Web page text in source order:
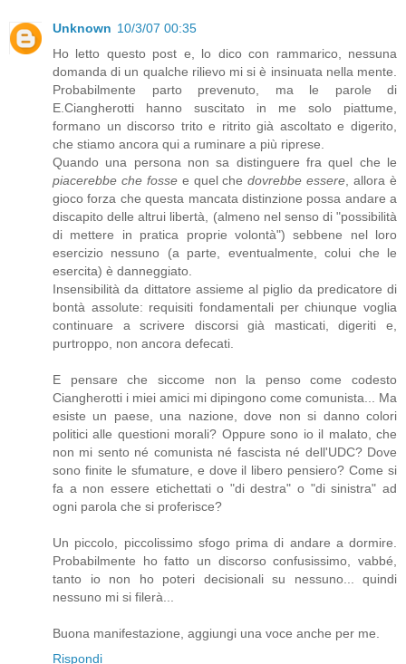
Unknown 10/3/07 00:35
Ho letto questo post e, lo dico con rammarico, nessuna
domanda di un qualche rilievo mi si è insinuata nella mente.
Probabilmente parto prevenuto, ma le parole di
E.Ciangherotti hanno suscitato in me solo piattume,
formano un discorso trito e ritrito già ascoltato e digerito,
che stiamo ancora qui a ruminare a più riprese.
Quando una persona non sa distinguere fra quel che le
piacerebbe che fossee quel chedovrebbe essere , allora è
gioco forza che questa mancata distinzione possa andare a
discapito delle altrui libertà, (almeno nel senso di "possibilità
di mettere in pratica proprie volontà") sebbene nel loro
esercizio nessuno (a parte, eventualmente, colui che le
esercita) è danneggiato.
Insensibilità da dittatore assieme al piglio da predicatore di
bontà assolute: requisiti fondamentali per chiunque voglia
continuare a scrivere discorsi già masticati, digeriti e,
purtroppo, non ancora defecati.
E pensare che siccome non la penso come codesto
Ciangherotti i miei amici mi dipingono come comunista... Ma
esiste un paese, una nazione, dove non si danno colori
politici alle questioni morali? Oppure sono io il malato, che
non mi sento né comunista né fascista né dell'UDC? Dove
sono finite le sfumature, e dove il libero pensiero? Come si
fa a non essere etichettati o "di destra" o "di sinistra" ad
ogni parola che si proferisce?
Un piccolo, piccolissimo sfogo prima di andare a dormire.
Probabilmente ho fatto un discorso confusissimo, vabbé,
tanto io non ho poteri decisionali su nessuno... quindi
nessuno mi si filerà...
Buona manifestazione, aggiungi una voce anche per me.
Rispondi